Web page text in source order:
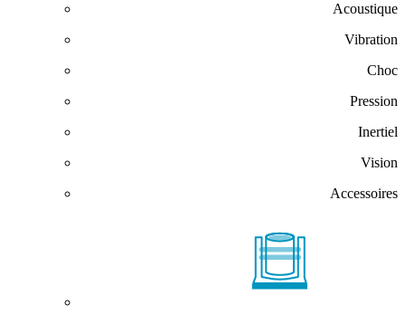
Acoustique
Vibration
Choc
Pression
Inertiel
Vision
Accessoires